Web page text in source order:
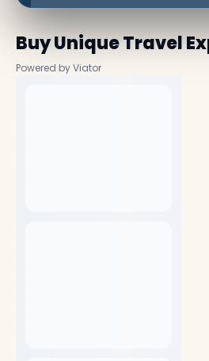
Buy Unique Travel
Powered by Viator